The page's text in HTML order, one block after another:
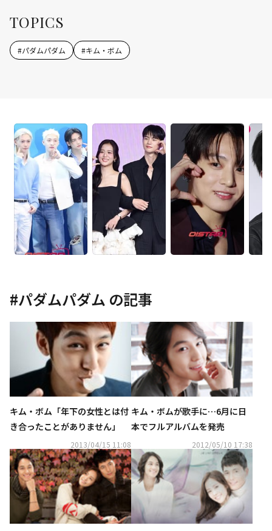
TOPICS
#パダムパダム #キム・ボム
#パダムパダム の記事
キム・ボム「年下の女性とは付
き合ったことがありません」
2013/04/15 11:08
キム・ボムが歌手に…6月に日
本でフルアルバムを発売
2012/05/10 17:38